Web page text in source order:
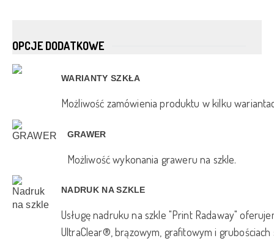
OPCJE DODATKOWE
WARIANTY SZKŁA
Możliwość zamówienia produktu w kilku
GRAWER
Możliwość wykonania graweru na szkle.
NADRUK NA SZKLE
Usługę nadruku na szkle "Print Radaway"
UltraClear®, brązowym, grafitowym i grubościach